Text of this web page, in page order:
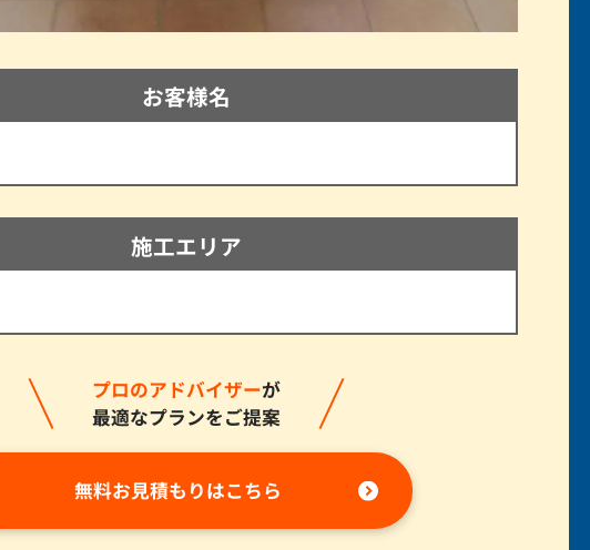
お客様名
施工エリア
プロのアドバイザーが
最適なプランをご提案
無料お見積もりはこちら